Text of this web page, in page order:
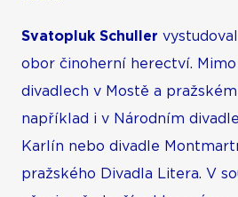
Svatopluk Schuller
obor činoherní herectví.
divadlech v Mostě a pražském
například i v Národním
Karlín nebo divadle
pražského Divadla Litera. V